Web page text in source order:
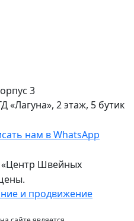
3
«Лагуна», 2 этаж, 5 бутик
Швейных